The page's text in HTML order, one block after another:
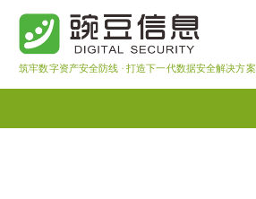
筑牢数字资产安全防线 · 打造下一代数据安全解决方案